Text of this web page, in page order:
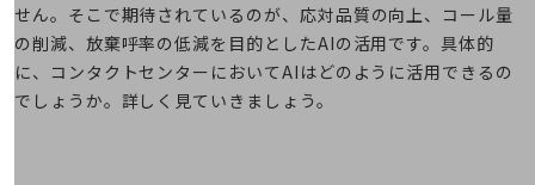
セキュリティ
5G
せん。そこで期待されているのが、応対品質の向上、コール量
の削減、放棄呼率の低減を目的としたAIの活用です。具体的
に、コンタクトセンターにおいてAIはどのように活用できるの
でしょうか。詳しく見ていきましょう。